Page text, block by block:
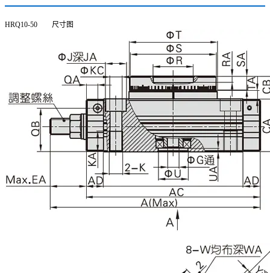
HRQ10-50 尺寸图